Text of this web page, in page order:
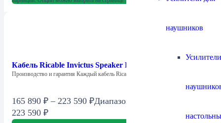
наушников
Кабель Ricable Invictus Speaker Reference MkII
Производство и гарантия Каждый кабель Ricable…
165 890 ₽ – 223 590 ₽Диапазон цен: 165 890 ₽ –
223 590 ₽